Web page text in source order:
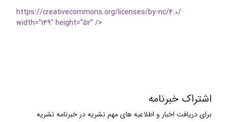
https://creativecommons.org/licenses/by-nc/4.0/
width="149" height="52" />
اشتراک خبرنامه
برای دریافت اخبار و اطلاعیه های مهم نشریه در خبرنامه نشریه